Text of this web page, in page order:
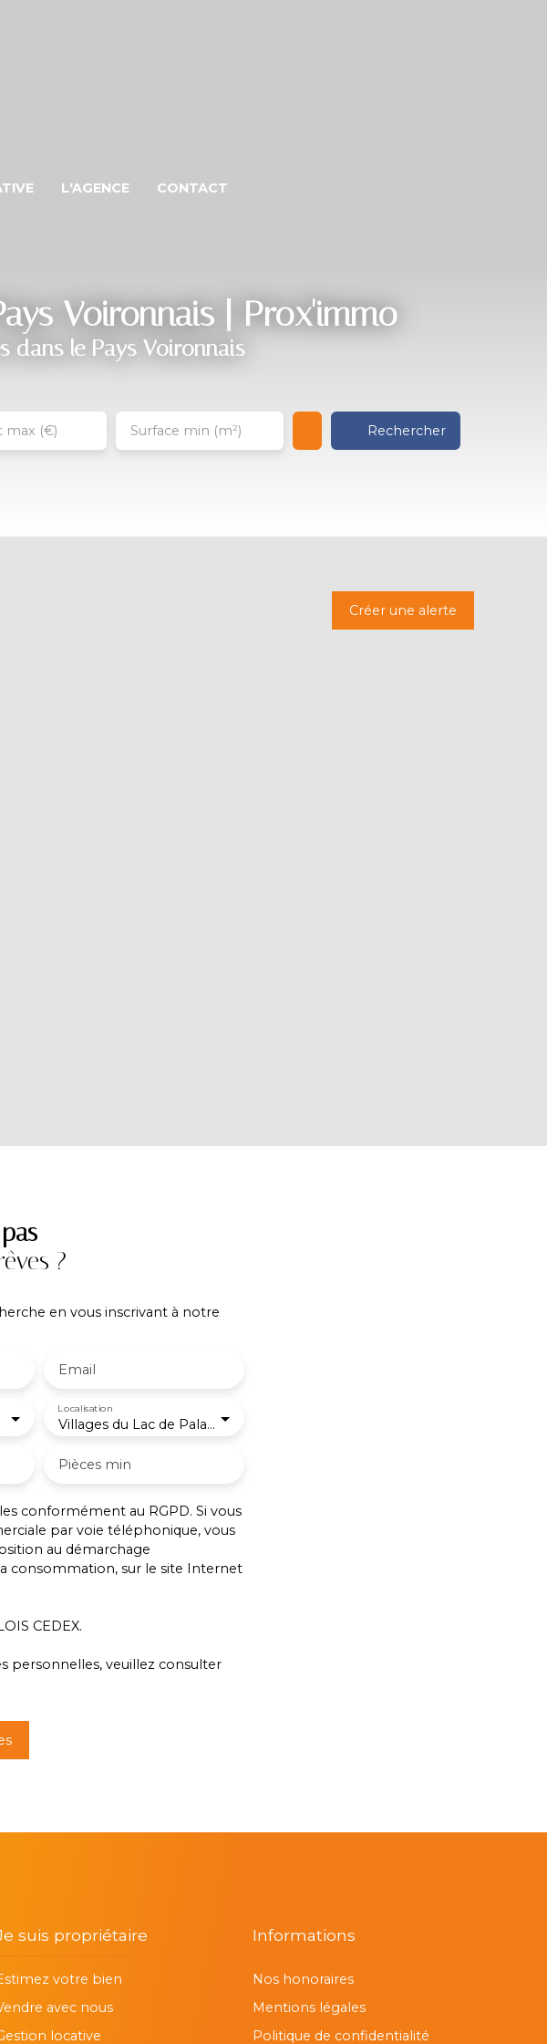
L'AGENCE CONTACT
Voironnais | Prox'immo
dans le Pays Voironnais
max (€) Surface min (m²) Rechercher
Créer une alerte
?
en vous inscrivant à notre
Email
Villages du Lac de Paladru (38850)
Localisation
Pièces min
conformément au RGPD. Si vous
par voie téléphonique, vous
au démarchage
consommation, sur le site Internet
CEDEX.
personnelles, veuillez consulter
suis propriétaire
votre bien
avec nous
locative
Informations
Nos honoraires
Mentions légales
Politique de confidentialité